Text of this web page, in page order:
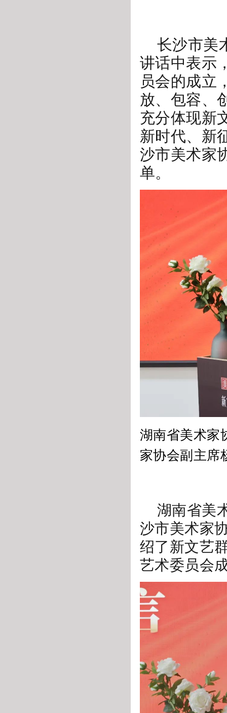
长沙市美
讲话中表示
员会的成立
放、包容、
充分体现新
新时代、新
沙市美术家
单。
湖南省美术家
家协会副主席
湖南省美
沙市美术家
绍了新文艺
艺术委员会